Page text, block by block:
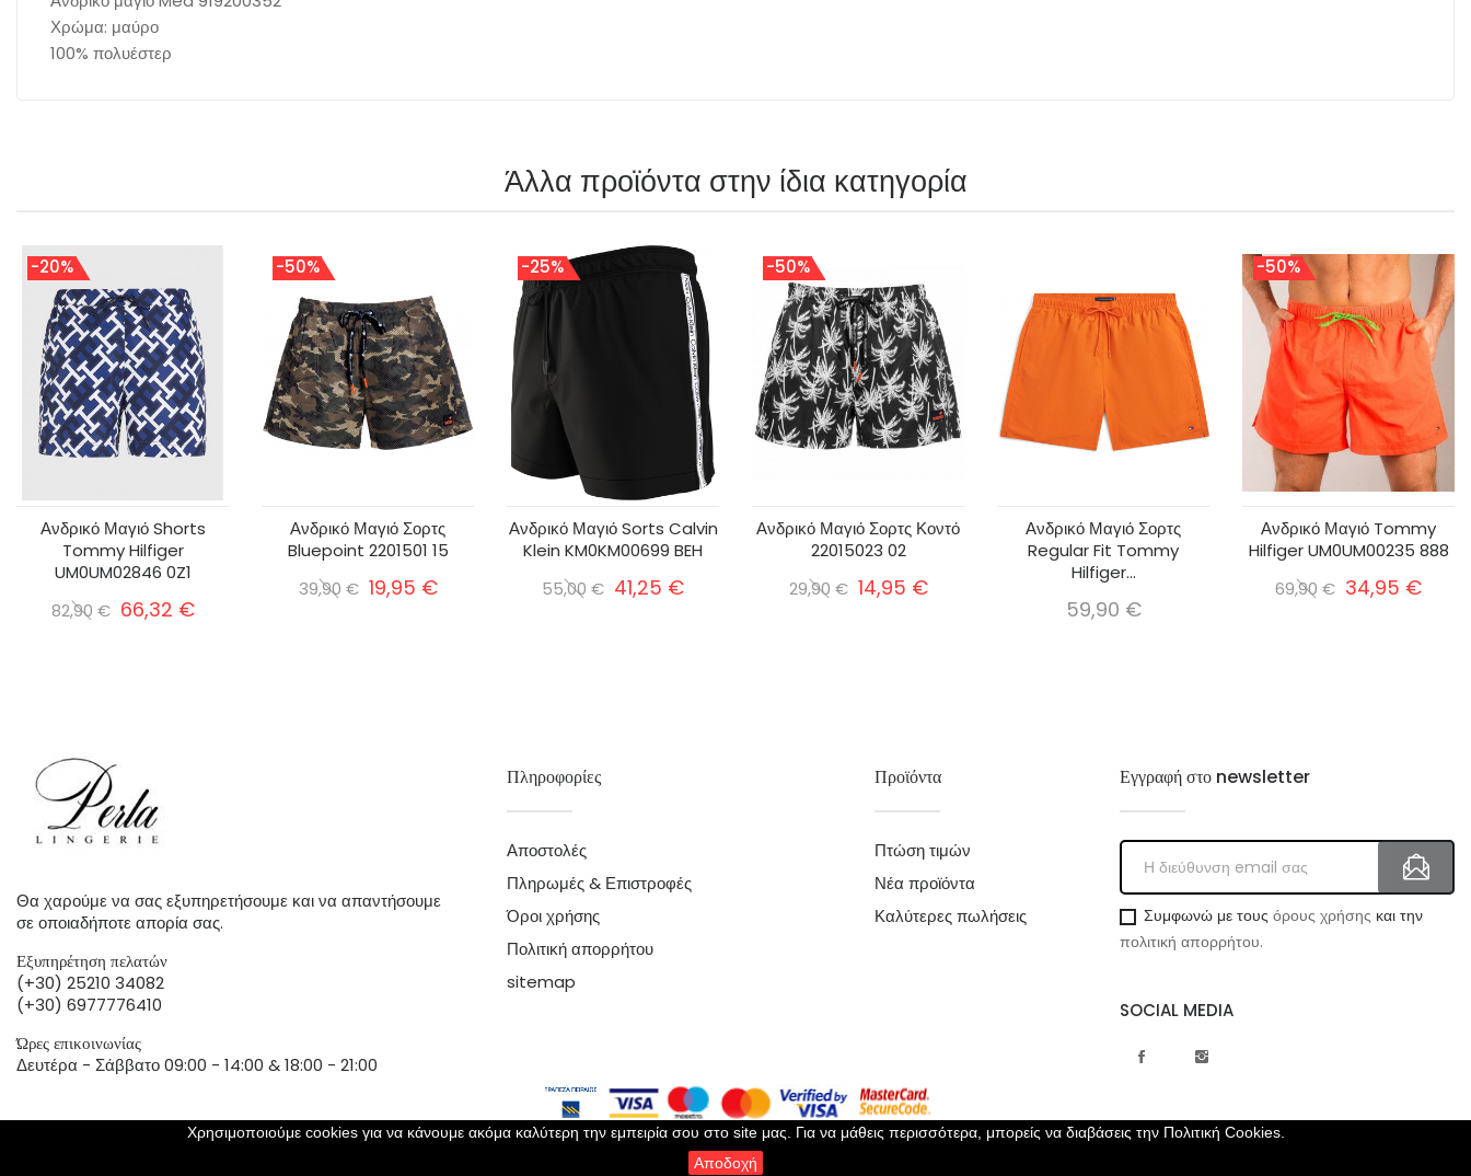
Χρώμα: μαύρο
100% πολυέστερ
Άλλα προϊόντα στην ίδια κατηγορία
-20%
Ανδρικό Μαγιό Shorts
Tommy Hilfiger
UM0UM02846 0Z1
82,90 € 66,32 €
-50%
Ανδρικό Μαγιό Σορτς
Bluepoint 2201501 15
39,90 € 19,95 €
-25%
Ανδρικό Μαγιό Sorts Calvin
Klein KM0KM00699 BEH
55,00 € 41,25 €
-50%
Ανδρικό Μαγιό Σορτς Κοντό
22015023 02
29,90 € 14,95 €
Ανδρικό Μαγιό Σορτς
Regular Fit Tommy
Hilfiger...
59,90 €
-50%
Ανδρικό Μαγιό Tommy
Hilfiger UM0UM00235 888
69,90 € 34,95 €
Θα χαρούμε να σας εξυπηρετήσουμε και να απαντήσουμε
σε οποιαδήποτε απορία σας.
Εξυπηρέτηση πελατών
(+30) 25210 34082
(+30) 6977776410
Ώρες επικοινωνίας
Δευτέρα - Σάββατο 09:00 - 14:00 & 18:00 - 21:00
Πληροφορίες
Αποστολές
Πληρωμές & Επιστροφές
Όροι χρήσης
Πολιτική απορρήτου
sitemap
Προϊόντα
Πτώση τιμών
Νέα προϊόντα
Καλύτερες πωλήσεις
Εγγραφή στο newsletter
Συμφωνώ με τους όρους χρήσηςκαι την
πολιτική απορρήτου.
SOCIAL MEDIA
Χρησιμοποιούμε cookies για να κάνουμε ακόμα καλύτερη την εμπειρία σου στο site μας. Για να μάθεις περισσότερα, μπορείς να διαβάσεις την Πολιτική Cookies.
Αποδοχή